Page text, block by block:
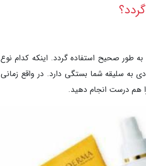
طور صحیح استفاده گردد. اینکه کدام نوع
به سلیقه شما بستگی دارد. در واقع زمانی
هم درست انجام دهید.